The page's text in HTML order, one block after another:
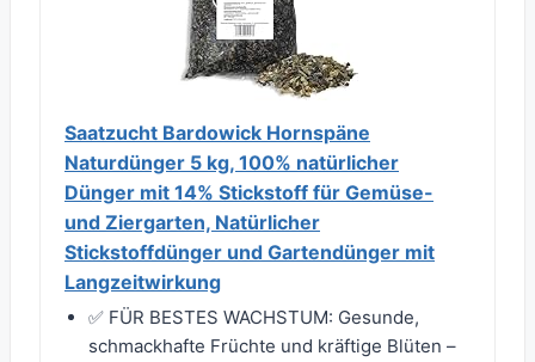
Saatzucht Bardowick Hornspäne
Naturdünger 5 kg, 100% natürlicher
Dünger mit 14% Stickstoff für Gemüse-
und Ziergarten, Natürlicher
Stickstoffdünger und Gartendünger mit
Langzeitwirkung
✅ FÜR BESTES WACHSTUM: Gesunde,
schmackhafte Früchte und kräftige Blüten –